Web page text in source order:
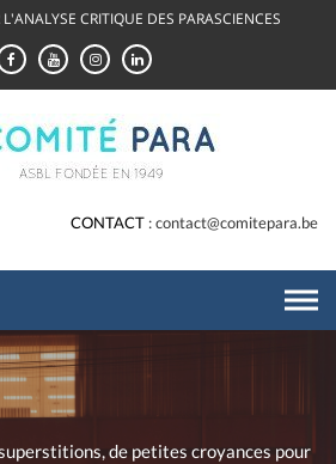
CRITIQUE DES PARASCIENCES
CONTACT contact@comitepara.be
de petites croyances pour